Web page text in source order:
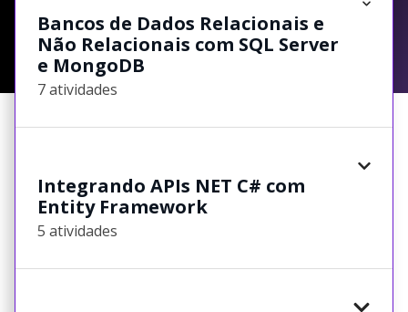
Bancos de Dados Relacionais e
Não Relacionais com SQL Server
e MongoDB
7 atividades
Integrando APIs NET C# com
Entity Framework
5 atividades